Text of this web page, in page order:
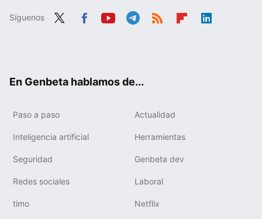
Síguenos
En Genbeta hablamos de...
Paso a paso Actualidad
Inteligencia artificial Herramientas
Seguridad Genbeta dev
Redes sociales Laboral
timo Netflix